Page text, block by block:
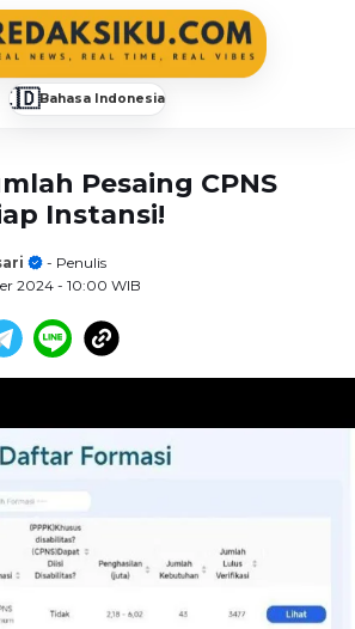
🇮🇩Bahasa Indonesia
Pesaing CPNS
Instansi!
- Penulis
2024 - 10:00 WIB